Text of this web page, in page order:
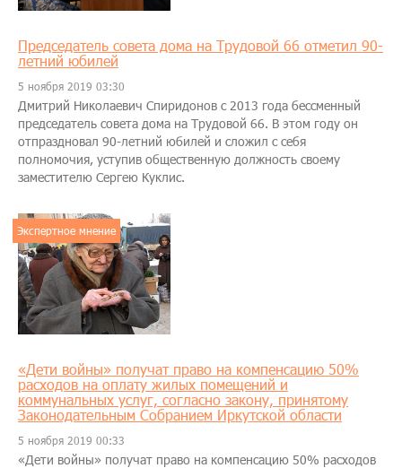
Председатель совета дома на Трудовой 66 отметил 90-
летний юбилей
5 ноября 2019 03:30
Дмитрий Николаевич Спиридонов с 2013 года бессменный
председатель совета дома на Трудовой 66. В этом году он
отпраздновал 90-летний юбилей и сложил с себя
полномочия, уступив общественную должность своему
заместителю Сергею Куклис.
Экспертное мнение
​«Дети войны» получат право на компенсацию 50%
расходов на оплату жилых помещений и
коммунальных услуг, согласно закону, принятому
Законодательным Собранием Иркутской области
5 ноября 2019 00:33
​«Дети войны» получат право на компенсацию 50% расходов